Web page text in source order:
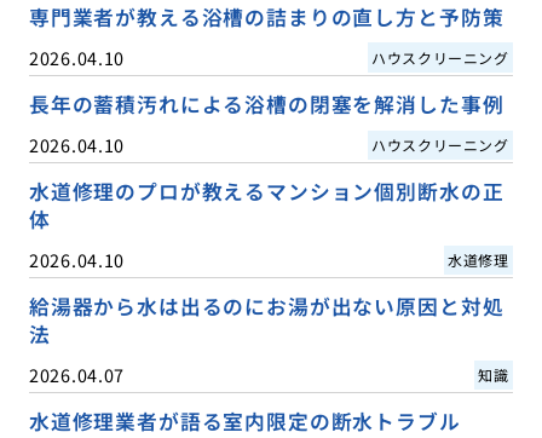
専門業者が教える浴槽の詰まりの直し方と予防策
2026.04.10 ハウスクリーニング
長年の蓄積汚れによる浴槽の閉塞を解消した事例
2026.04.10 ハウスクリーニング
水道修理のプロが教えるマンション個別断水の正
体
2026.04.10 水道修理
給湯器から水は出るのにお湯が出ない原因と対処
法
2026.04.07 知識
水道修理業者が語る室内限定の断水トラブル